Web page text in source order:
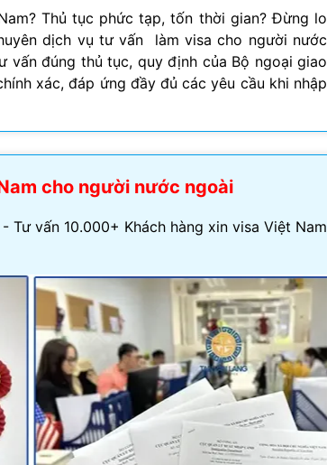
Visa Ý
Visa
Visa
Visa
Thủ tục phức tạp, tốn thời gian? Đừng lo
dịch vụ tư vấn làm visa cho người nước
vấn đúng thủ tục, quy định của Bộ ngoại giao
xác, đáp ứng đầy đủ các yêu cầu khi nhập
cho người nước ngoài
vấn 10.000+ Khách hàng xin visa Việt Nam
Quan Ho
úc. Đội hỗ trợ
và có chuyên
12/06/2026
Mình vừa xin visa Nhật 4
trong gia đình, công ty
tốt, làm nhanh gọn, cảm
công ty